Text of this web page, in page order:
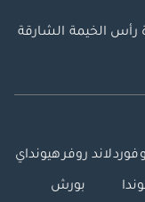
رأس الخيمة الشارقة
فوردلاند روفرهيونداي
بورش